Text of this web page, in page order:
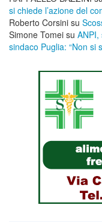
si chiede l’azione del
Roberto Corsini su
Simone Tomei su
sindaco Puglia: “Non si